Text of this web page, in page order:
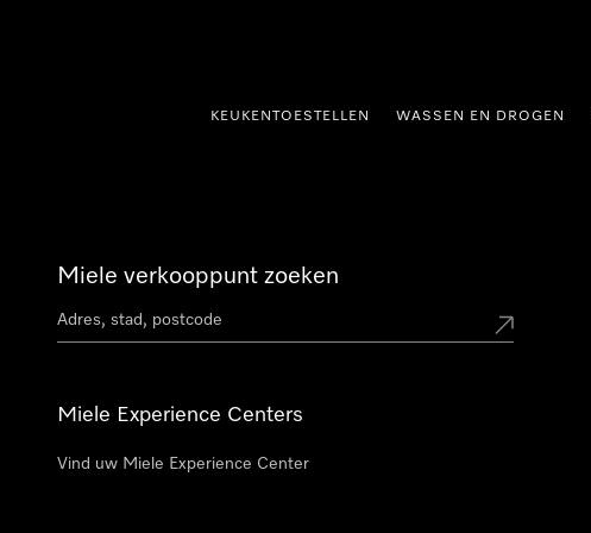
KEUKENTOESTELLEN WASSEN EN DROGEN
Miele verkooppunt zoeken
Miele Experience Centers
Vind uw Miele Experience Center